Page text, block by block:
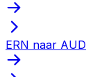
ERN naar AUD